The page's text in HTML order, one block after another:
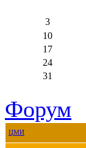
3
10
17
24
31
Форум
ЦМИ